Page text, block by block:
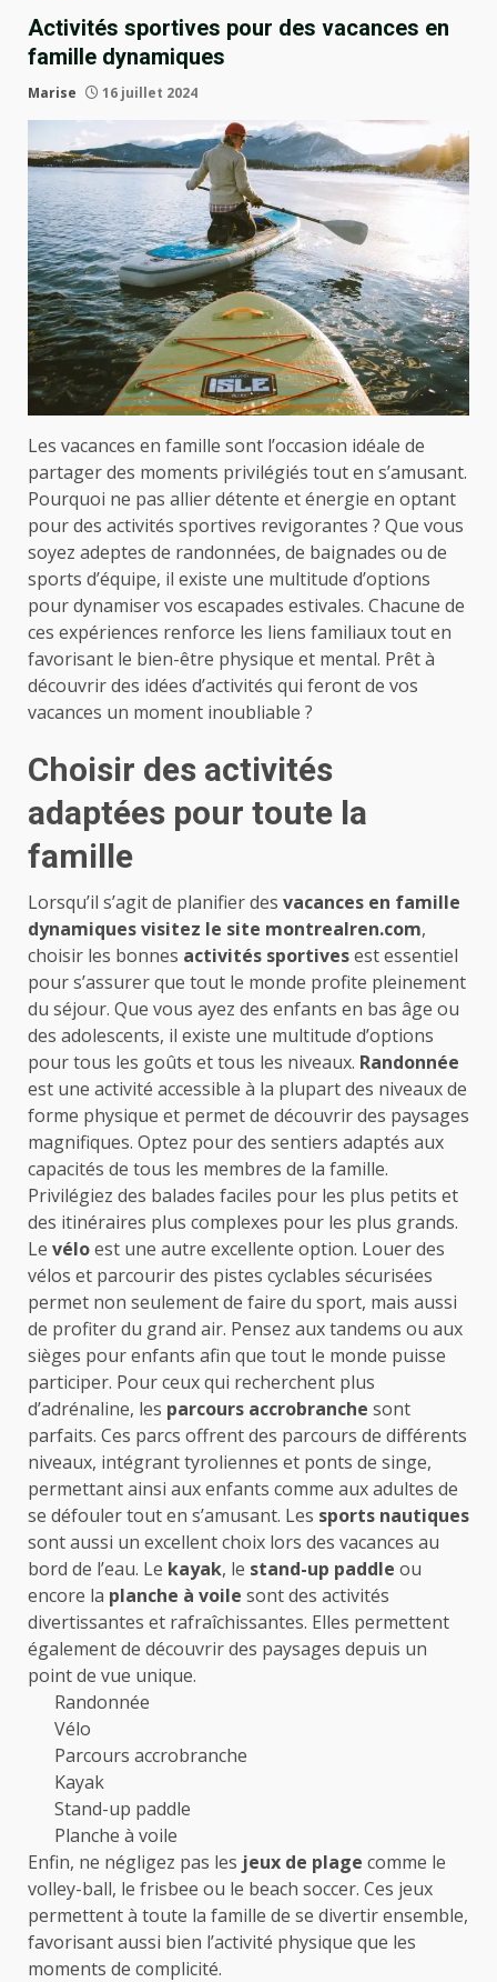
Activités sportives pour des vacances en
famille dynamiques
Marise 16 juillet 2024
Les vacances en famille sont l’occasion idéale de
partager des moments privilégiés tout en s’amusant.
Pourquoi ne pas allier détente et énergie en optant
pour des activités sportives revigorantes ? Que vous
soyez adeptes de randonnées, de baignades ou de
sports d’équipe, il existe une multitude d’options
pour dynamiser vos escapades estivales. Chacune de
ces expériences renforce les liens familiaux tout en
favorisant le bien-être physique et mental. Prêt à
découvrir des idées d’activités qui feront de vos
vacances un moment inoubliable ?
Choisir des activités
adaptées pour toute la
famille
Lorsqu’il s’agit de planifier des vacances en famille
dynamiques visitez le site montrealren.com,
choisir les bonnes activités sportivesest essentiel
pour s’assurer que tout le monde profite pleinement
du séjour. Que vous ayez des enfants en bas âge ou
des adolescents, il existe une multitude d’options
pour tous les goûts et tous les niveaux. Randonnée
est une activité accessible à la plupart des niveaux de
forme physique et permet de découvrir des paysages
magnifiques. Optez pour des sentiers adaptés aux
capacités de tous les membres de la famille.
Privilégiez des balades faciles pour les plus petits et
des itinéraires plus complexes pour les plus grands.
Le véloest une autre excellente option. Louer des
vélos et parcourir des pistes cyclables sécurisées
permet non seulement de faire du sport, mais aussi
de profiter du grand air. Pensez aux tandems ou aux
sièges pour enfants afin que tout le monde puisse
participer. Pour ceux qui recherchent plus
d’adrénaline, les parcours accrobranche sont
parfaits. Ces parcs offrent des parcours de différents
niveaux, intégrant tyroliennes et ponts de singe,
permettant ainsi aux enfants comme aux adultes de
se défouler tout en s’amusant. Les sports nautiques
sont aussi un excellent choix lors des vacances au
bord de l’eau. Le kayak, le stand-up paddle ou
encore la planche à voile sont des activités
divertissantes et rafraîchissantes. Elles permettent
également de découvrir des paysages depuis un
point de vue unique.
Randonnée
Vélo
Parcours accrobranche
Kayak
Stand-up paddle
Planche à voile
Enfin, ne négligez pas les jeux de plage comme le
volley-ball, le frisbee ou le beach soccer. Ces jeux
permettent à toute la famille de se divertir ensemble,
favorisant aussi bien l’activité physique que les
moments de complicité.